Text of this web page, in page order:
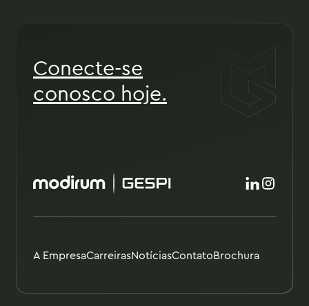
Conecte-se
conosco hoje.
A EmpresaCarreirasNotíciasContatoBrochura